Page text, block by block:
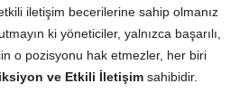
iletişim becerilerine sahip olmanız
ki yöneticiler, yalnızca başarılı,
o pozisyonu hak etmezler, her biri
ve Etkili İletişim sahibidir.